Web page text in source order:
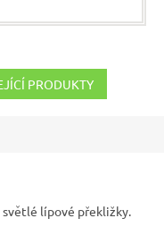
PRODUKTY
lípové překližky.